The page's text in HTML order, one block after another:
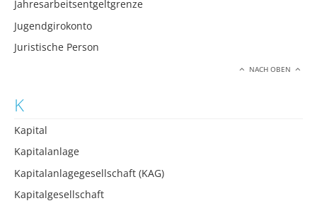
Jahresarbeitsentgeltgrenze
Jugendgirokonto
Juristische Person
NACH OBEN
K
Kapital
Kapitalanlage
Kapitalanlagegesellschaft (KAG)
Kapitalgesellschaft